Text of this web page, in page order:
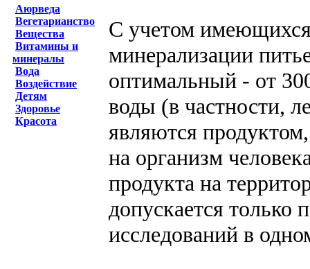
Аюрведа
Вегетарианство
Вещества
Витамины и
минералы
Вода
Воздействие
Детям
Здоровье
Красота
С учетом
минерализации
оптимальный - от
воды (в частности,
являются
на организм
продукта на
допускается только
исследований в